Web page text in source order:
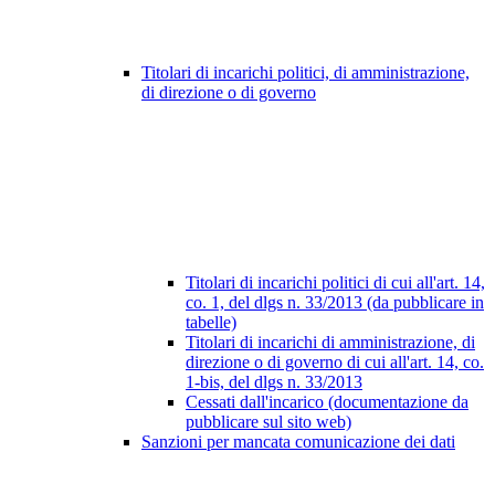
Titolari di incarichi politici, di amministrazione,
di direzione o di governo
Titolari di incarichi politici di cui all'art. 14,
co. 1, del dlgs n. 33/2013 (da pubblicare in
tabelle)
Titolari di incarichi di amministrazione, di
direzione o di governo di cui all'art. 14, co.
1-bis, del dlgs n. 33/2013
Cessati dall'incarico (documentazione da
pubblicare sul sito web)
Sanzioni per mancata comunicazione dei dati